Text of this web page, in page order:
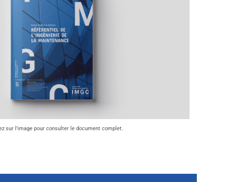
sur l'image pour consulter le document complet.